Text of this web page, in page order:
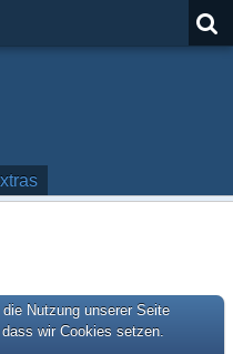
Nutzung unserer Seite
wir Cookies setzen.